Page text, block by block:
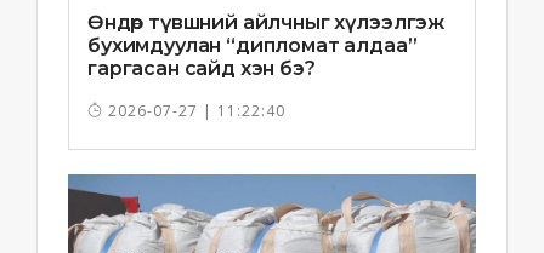
Өндөр түвшний айлчныг хүлээлгэж
бухимдуулан “дипломат алдаа”
гаргасан сайд хэн бэ?
2026-07-27 | 11:22:40